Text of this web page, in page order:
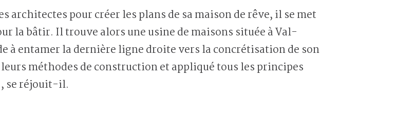
architectes pour créer les plans de sa maison de rêve, il se met
la bâtir. Il trouve alors une usine de maisons située à Val-
à entamer la dernière ligne droite vers la concrétisation de son
méthodes de construction et appliqué tous les principes
se réjouit-il.